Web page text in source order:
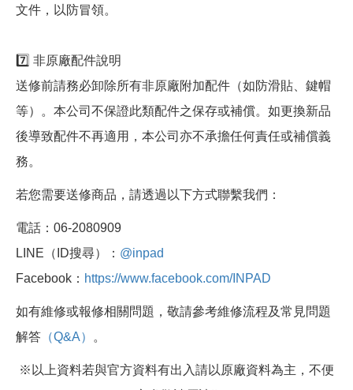
文件，以防冒領。
7️⃣ 非原廠配件說明
送修前請務必卸除所有非原廠附加配件（如防滑貼、鍵帽
等）。本公司不保證此類配件之保存或補償。如更換新品
後導致配件不再適用，本公司亦不承擔任何責任或補償義
務。
若您需要送修商品，請透過以下方式聯繫我們：
電話：06-2080909
LINE（ID搜尋）： @inpad
Facebook： https://www.facebook.com/INPAD
如有維修或報修相關問題，敬請參考維修流程及常見問題
解答 （Q&A） 。
※以上資料若與官方資料有出入請以原廠資料為主，不便